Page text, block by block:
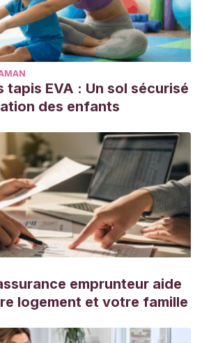
tapis EVA : Un sol sécurisé
des enfants
emprunteur aide
logement et votre famille